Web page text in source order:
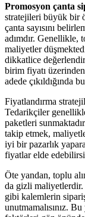
Promosyon çanta
stratejileri büyük bir
çanta sayısını
adımdır. Genellikle,
maliyetler
dikkatlice
birim fiyatı
adede çıkıldığında
Fiyatlandırma
Tedarikçiler
paketleri
takip etmek,
iyi bir pazarlık
fiyatlar elde
Öte yandan, toplu
da gizli
gibi kalemlerin
unutmamalısınız.